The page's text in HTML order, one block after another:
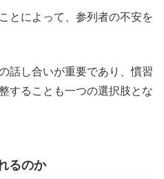
とによって、参列者の不安を
話し合いが重要であり、慣習
することも一つの選択肢とな
るのか